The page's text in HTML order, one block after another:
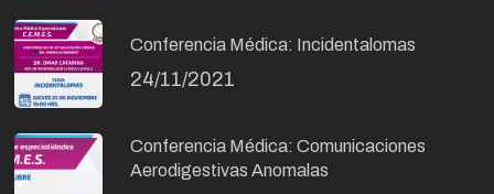
Conferencia Médica: Incidentalomas
24/11/2021
Conferencia Médica: Comunicaciones
Aerodigestivas Anomalas